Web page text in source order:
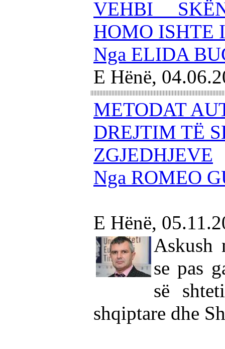
VEHBI
HOMO ISHTE
Nga ELIDA
E Hënë,
METODAT
DREJTIM TË
ZGJEDHJEVE
Nga ROMEO
E Hënë,
Askush
se pas
së
shqiptare dhe